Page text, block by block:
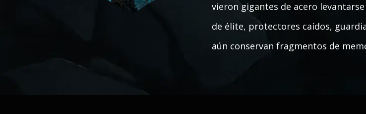
vieron gigantes de acero
de élite, protectores caídos,
aún conservan fragmentos de